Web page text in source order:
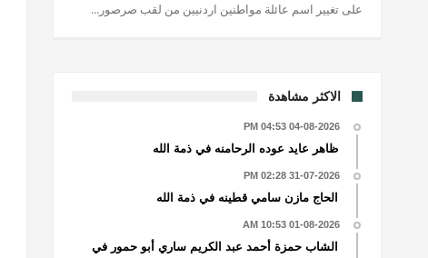
على تغيير اسم عائلة مواطنين اردنيين من لقب صرصور...
الاكثر مشاهدة
04-08-2026 04:53 PM
ظاهر عايد عوده الرحامنه في ذمة الله
31-07-2026 02:28 PM
الحاج مازن سامي قطينه في ذمة الله
01-08-2026 10:53 AM
الشاب حمزة أحمد عبد الكريم ساري أبو حمور في